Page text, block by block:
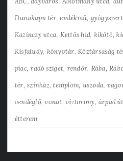
Dunakapu tér emlékmű
Kazinczy utca Kettős híd kikötő
Kisfaludy könyvtár Köztársaság
piac radó sziget rendőr Rába
tér színház templom uszoda
vendéglő vonat víztorony árpád út
étterem